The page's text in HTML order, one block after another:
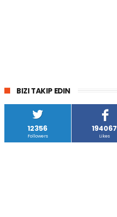
BIZI TAKIP EDIN
12356
Followers
194067
Likes